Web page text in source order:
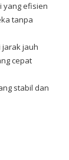
yang efisien
tanpa
jarak jauh
cepat
stabil dan